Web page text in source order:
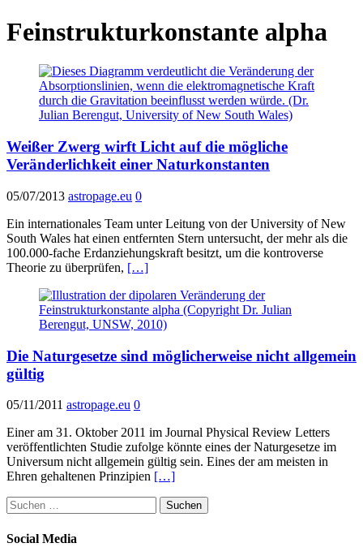
Feinstrukturkonstante alpha
Weißer Zwerg wirft Licht auf die mögliche
Veränderlichkeit einer Naturkonstanten
05/07/2013 astropage.eu 0
Ein internationales Team unter Leitung von der University of New
South Wales hat einen entfernten Stern untersucht, der mehr als die
100.000-fache Erdanziehungskraft besitzt, um die kontroverse
Theorie zu überprüfen, […]
Die Naturgesetze sind möglicherweise nicht allgemein
gültig
05/11/2011 astropage.eu 0
Einer am 31. Oktober 2011 im Journal Physical Review Letters
veröffentlichten Studie zufolge könnte eines der Naturgesetze im
Universum nicht allgemein gültig sein. Eines der am meisten in
Ehren gehaltenen Prinzipien […]
Suchen
nach:
Social Media